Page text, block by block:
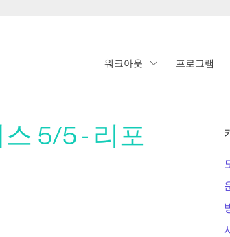
워크아웃 프로그램
5/5 - 리포